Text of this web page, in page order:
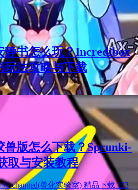
静书怎么玩？Incredibox
玩法攻略与下载
兽版怎么下载？Sprunki-
取与安装教程
changed(兽化实验室) 精品下载 123